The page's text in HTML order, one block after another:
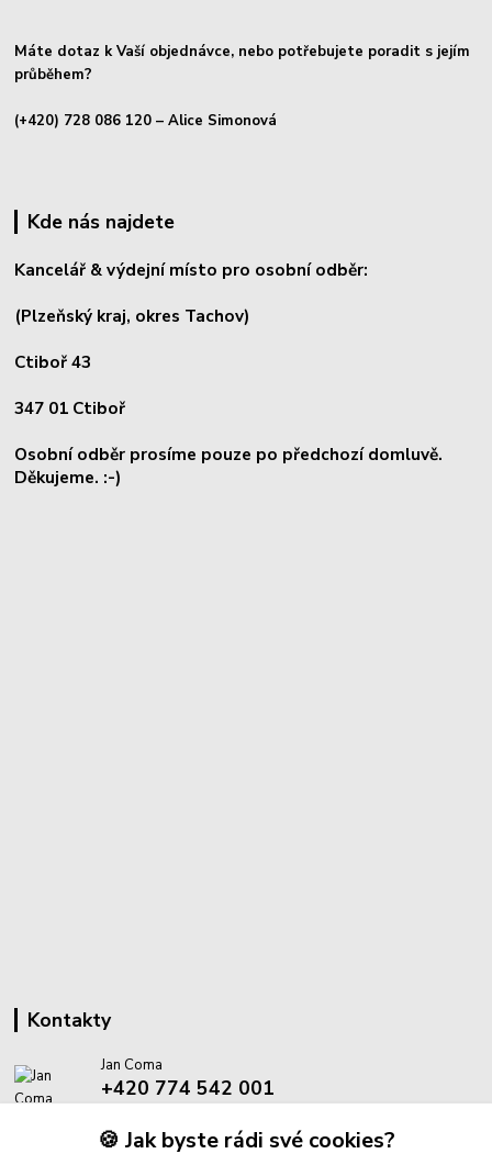
Máte dotaz k Vaší objednávce, nebo potřebujete poradit s jejím
průběhem?
(+420) 728 086 120 – Alice Simonová
Kde nás najdete
Kancelář & výdejní místo pro osobní odběr:
(Plzeňský kraj, okres Tachov)
Ctiboř 43
347 01 Ctiboř
Osobní odběr prosíme pouze po předchozí domluvě.
Děkujeme. :-)
Kontakty
Jan Coma
+420 774 542 001
info@proantik.cz🍪 Jak byste rádi své cookies?